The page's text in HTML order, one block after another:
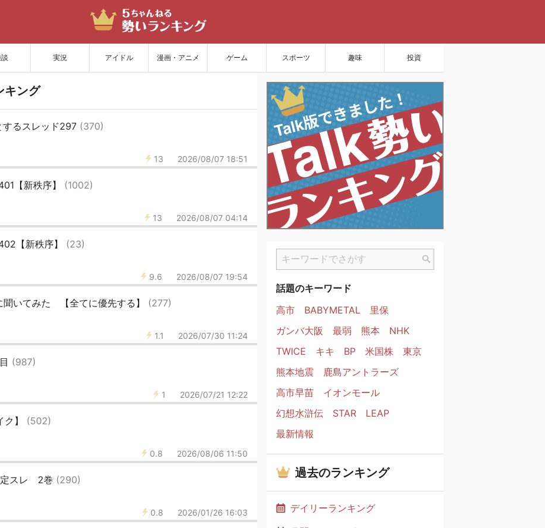
実況 アイドル 漫画・アニメ ゲーム スポーツ 趣味 投資
キング
するスレッド297 (370)
13 2026/08/07 18:51
【新秩序】 (1002)
13 2026/08/07 04:14
【新秩序】 (23)
9.6 2026/08/07 19:54
聞いてみた 【全てに優先する】 (277)
1.1 2026/07/30 11:24
(987)
1 2026/07/21 12:22
ク】 (502)
0.8 2026/08/06 11:50
定スレ 2巻 (290)
0.8 2026/01/26 16:03
話題のキーワード
高市
BABYMETAL
里保
ガンバ大阪
最弱 熊本
NHK
TWICE
キキ BP 米国株
東京
熊本地震
鹿島アントラーズ
高市早苗
イオンモール
幻想水滸伝
STAR
LEAP
最新情報
過去のランキング
デイリーランキング